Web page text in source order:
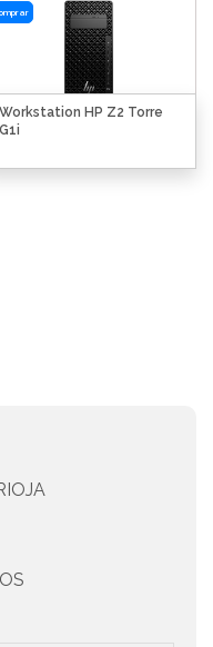
Workstation HP Z2 Torre
G1i